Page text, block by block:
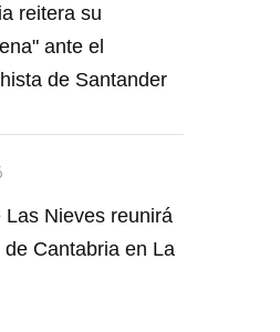
reitera su
ante el
de Santander
Nieves reunirá
Cantabria en La